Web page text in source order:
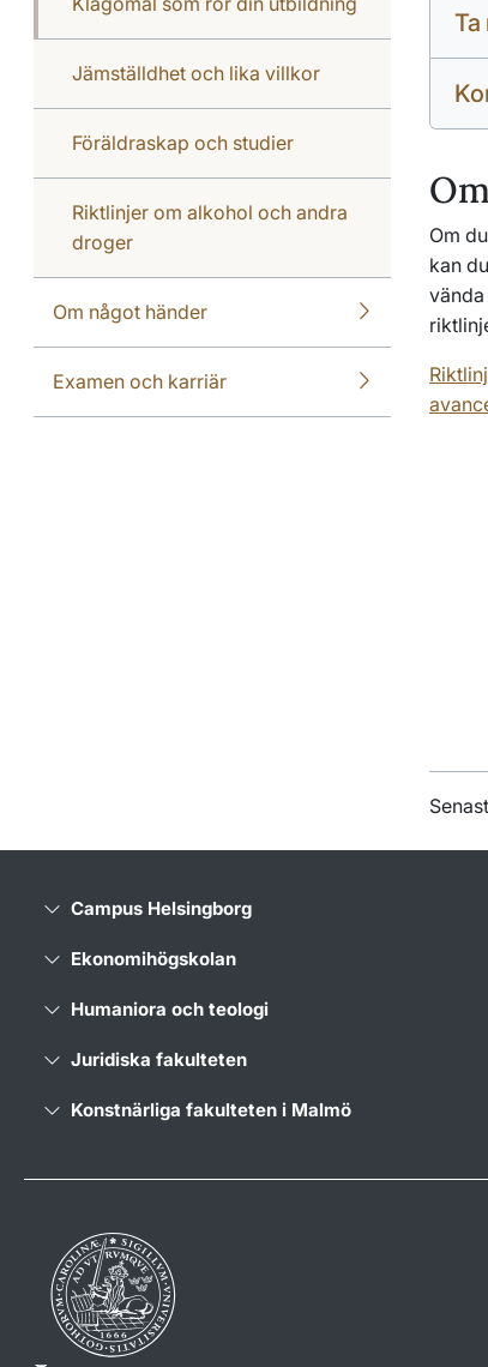
Jämställdhet och lika villkor
Föräldraskap och studier
Riktlinjer om alkohol och andra
droger
Om något händer
Examen och karriär
Ta
Om
kan
Campus Helsingborg
Ekonomihögskolan
Humaniora och teologi
Juridiska fakulteten
Konstnärliga fakulteten i Malmö